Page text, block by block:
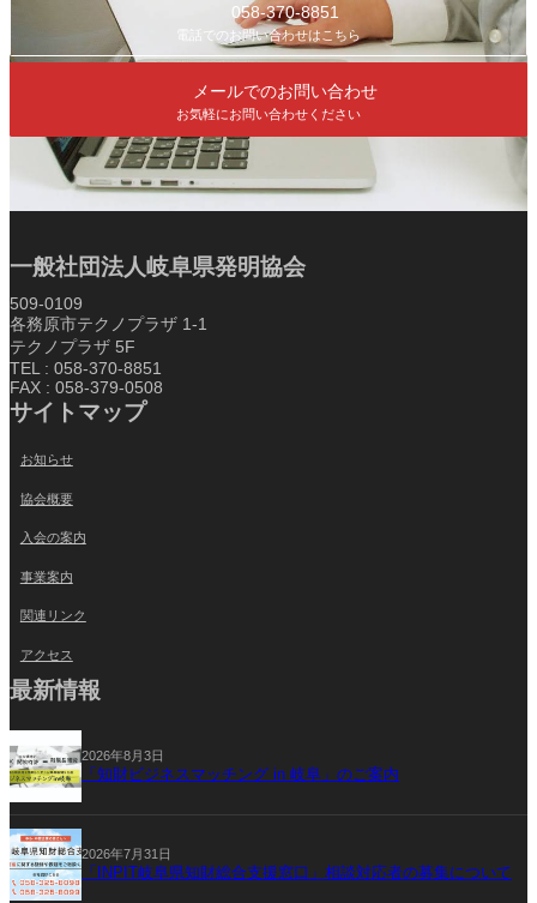
058-370-8851
電話でのお問い合わせはこちら
メールでのお問い合わせ
お気軽にお問い合わせください
一般社団法人岐阜県発明協会
509-0109
各務原市テクノプラザ 1-1
テクノプラザ 5F
TEL : 058-370-8851
FAX : 058-379-0508
サイトマップ
お知らせ
協会概要
入会の案内
事業案内
関連リンク
アクセス
最新情報
2026年8月3日
「知財ビジネスマッチング in 岐阜」のご案内
2026年7月31日
「INPIT岐阜県知財総合支援窓口」相談対応者の募集について